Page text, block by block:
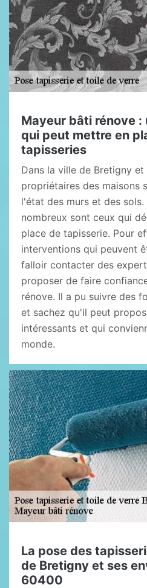
Mayeur bâti rénove :
qui peut mettre en
tapisseries
Dans la ville de Bretigny et
propriétaires des maisons
l'état des murs et des sols.
nombreux sont ceux qui
place de tapisserie. Pour
interventions qui peuvent
falloir contacter des
proposer de faire
rénove. Il a pu suivre des
et sachez qu'il peut
intéressants et qui
monde.
La pose des
de Bretigny et ses
60400